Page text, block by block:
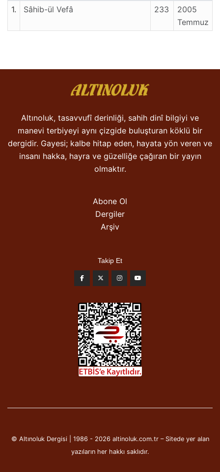
1.
Sâhib-ül Vefâ 233
2005
Temmuz
Altınoluk, tasavvufî derinliği, sahih dinî bilgiyi ve
manevi terbiyeyi aynı çizgide buluşturan köklü bir
dergidir. Gayesi; kalbe hitap eden, hayata yön veren ve
insanı hakka, hayra ve güzelliğe çağıran bir yayın
olmaktır.
Abone Ol
Dergiler
Arşiv
Takip Et
© Altınoluk Dergisi | 1986 - 2026 altinoluk.com.tr – Sitede yer alan
yazıların her hakkı saklıdır.